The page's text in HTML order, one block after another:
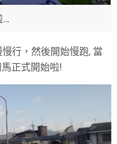
…
行，然後開始慢跑, 當
正式開始啦!